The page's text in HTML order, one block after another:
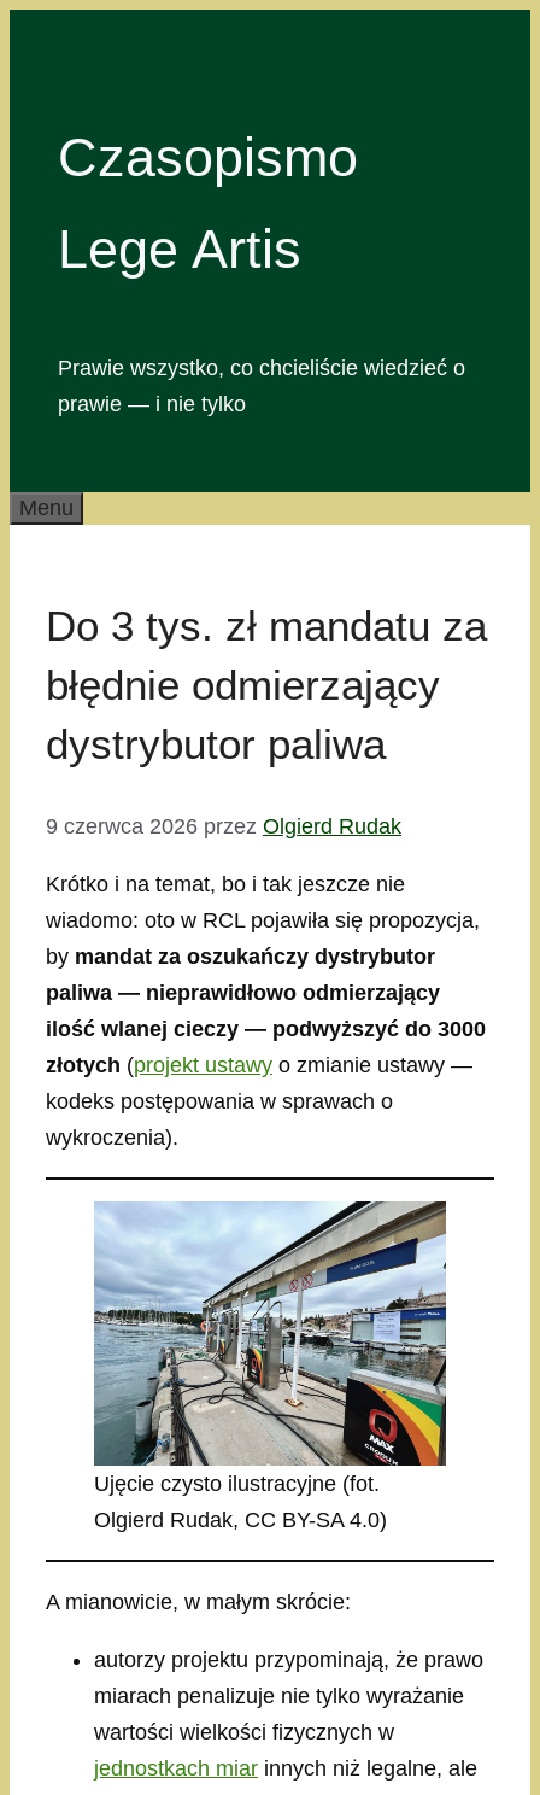
Czasopismo
Lege Artis
Prawie wszystko, co chcieliście wiedzieć o
prawie — i nie tylko
Menu
Do 3 tys. zł mandatu za
błędnie odmierzający
dystrybutor paliwa
9 czerwca 2026 przez Olgierd Rudak
Krótko i na temat, bo i tak jeszcze nie
wiadomo: oto w RCL pojawiła się propozycja,
by mandat za oszukańczy dystrybutor
paliwa — nieprawidłowo odmierzający
ilość wlanej cieczy — podwyższyć do 3000
złotych (projekt ustawy o zmianie ustawy —
kodeks postępowania w sprawach o
wykroczenia).
Ujęcie czysto ilustracyjne (fot.
Olgierd Rudak, CC BY-SA 4.0)
A mianowicie, w małym skrócie:
autorzy projektu przypominają, że prawo
miarach penalizuje nie tylko wyrażanie
wartości wielkości fizycznych w
jednostkach miar innych niż legalne, ale